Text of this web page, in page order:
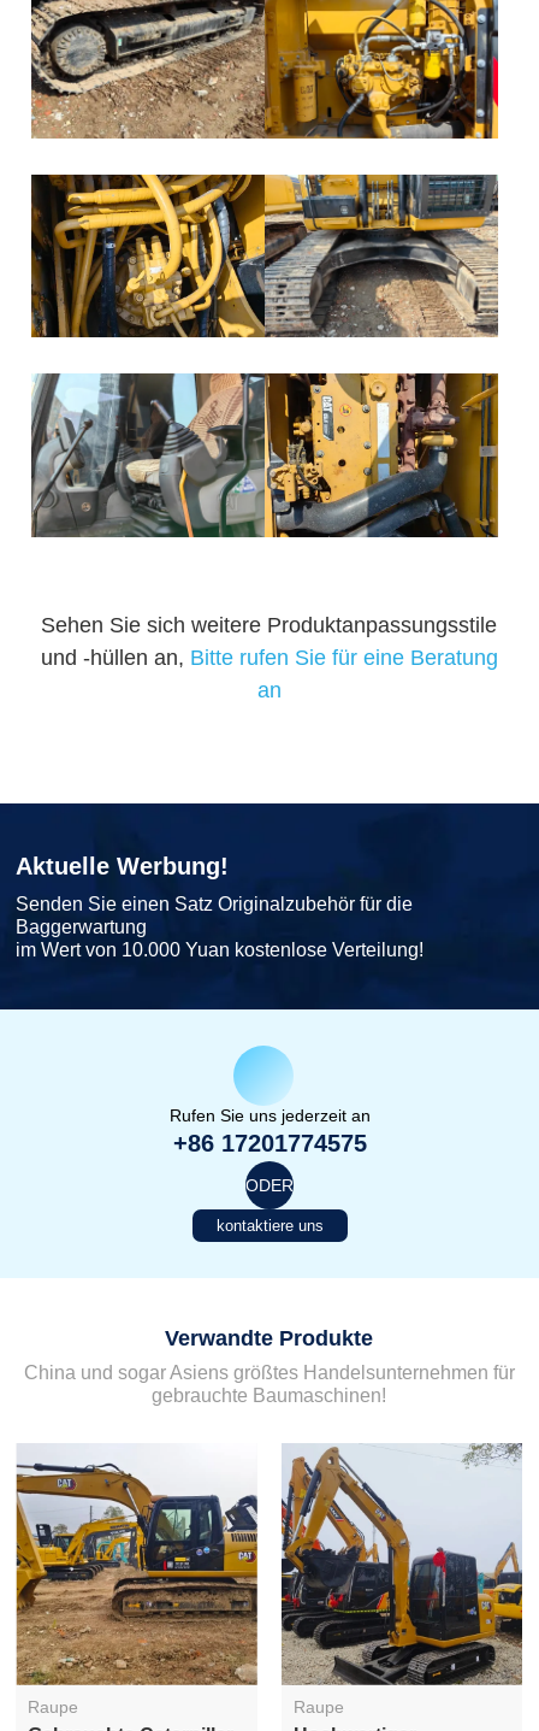
Sehen Sie sich weitere Produktanpassungsstile
und -hüllen an, Bitte rufen Sie für eine Beratung
an
Aktuelle Werbung!
Senden Sie einen Satz Originalzubehör für die
Baggerwartung
im Wert von 10.000 Yuan kostenlose Verteilung!
Rufen Sie uns jederzeit an
+86 17201774575
ODER
kontaktiere uns
Verwandte Produkte
China und sogar Asiens größtes Handelsunternehmen für
gebrauchte Baumaschinen!
Raupe Raupe